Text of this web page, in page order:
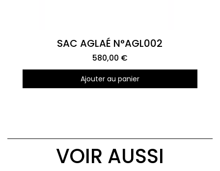
Aperçu rapide
SAC AGLAÉ N°AGL002
580,00 €
Ajouter au panier
VOIR AUSSI